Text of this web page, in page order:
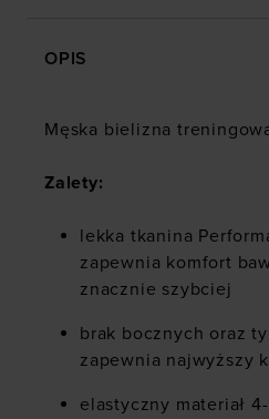
OPIS
Męska bielizna
Zalety:
lekka tkanina
zapewnia komfort
znacznie szybciej
brak bocznych oraz
zapewnia najwyższy
elastyczny materiał